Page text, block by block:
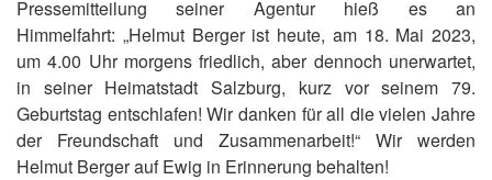
Pressemitteilung seiner Agentur hieß es an
Himmelfahrt: „Helmut Berger ist heute, am 18. Mai 2023,
um 4.00 Uhr morgens friedlich, aber dennoch unerwartet,
in seiner Heimatstadt Salzburg, kurz vor seinem 79.
Geburtstag entschlafen! Wir danken für all die vielen Jahre
der Freundschaft und Zusammenarbeit!“ Wir werden
Helmut Berger auf Ewig in Erinnerung behalten!